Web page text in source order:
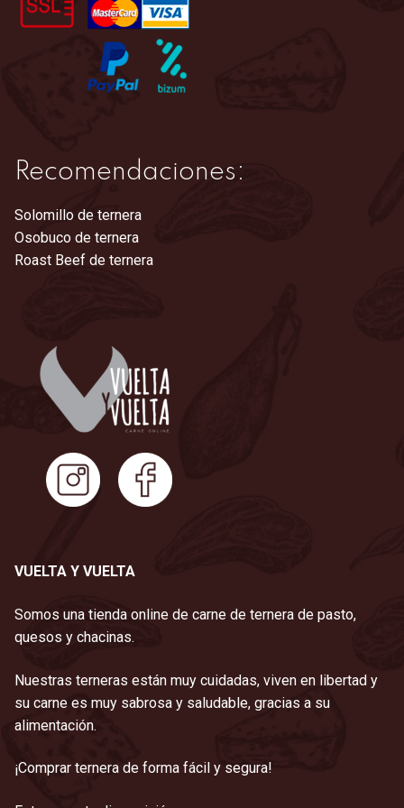
la
de
producto
Recomendaciones:
Solomillo de ternera
Osobuco de ternera
Roast Beef de ternera
VUELTA Y VUELTA
Somos una tienda online de carne de ternera de pasto,
quesos y chacinas.
Nuestras terneras están muy cuidadas, viven en libertad y
su carne es muy sabrosa y saludable, gracias a su
alimentación.
¡Comprar ternera de forma fácil y segura!